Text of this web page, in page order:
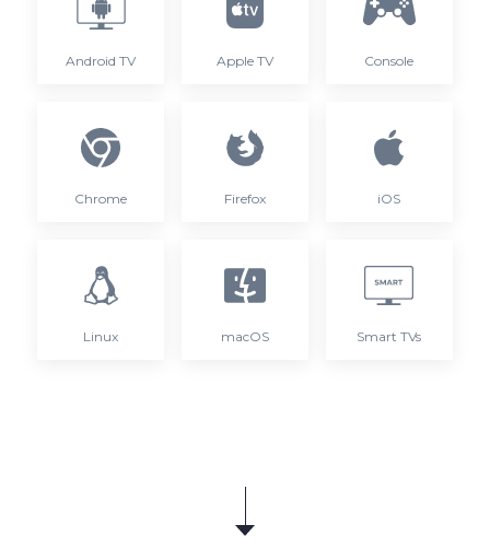
Android TV Apple TV Console
Chrome Firefox iOS
Linux macOS Smart TVs